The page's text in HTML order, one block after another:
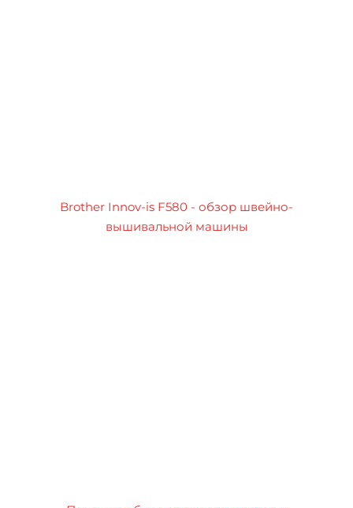
Brother Innov-is F580 - обзор швейно-
вышивальной машины